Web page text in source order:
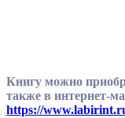
Книгу можно
также в интернет-
https://